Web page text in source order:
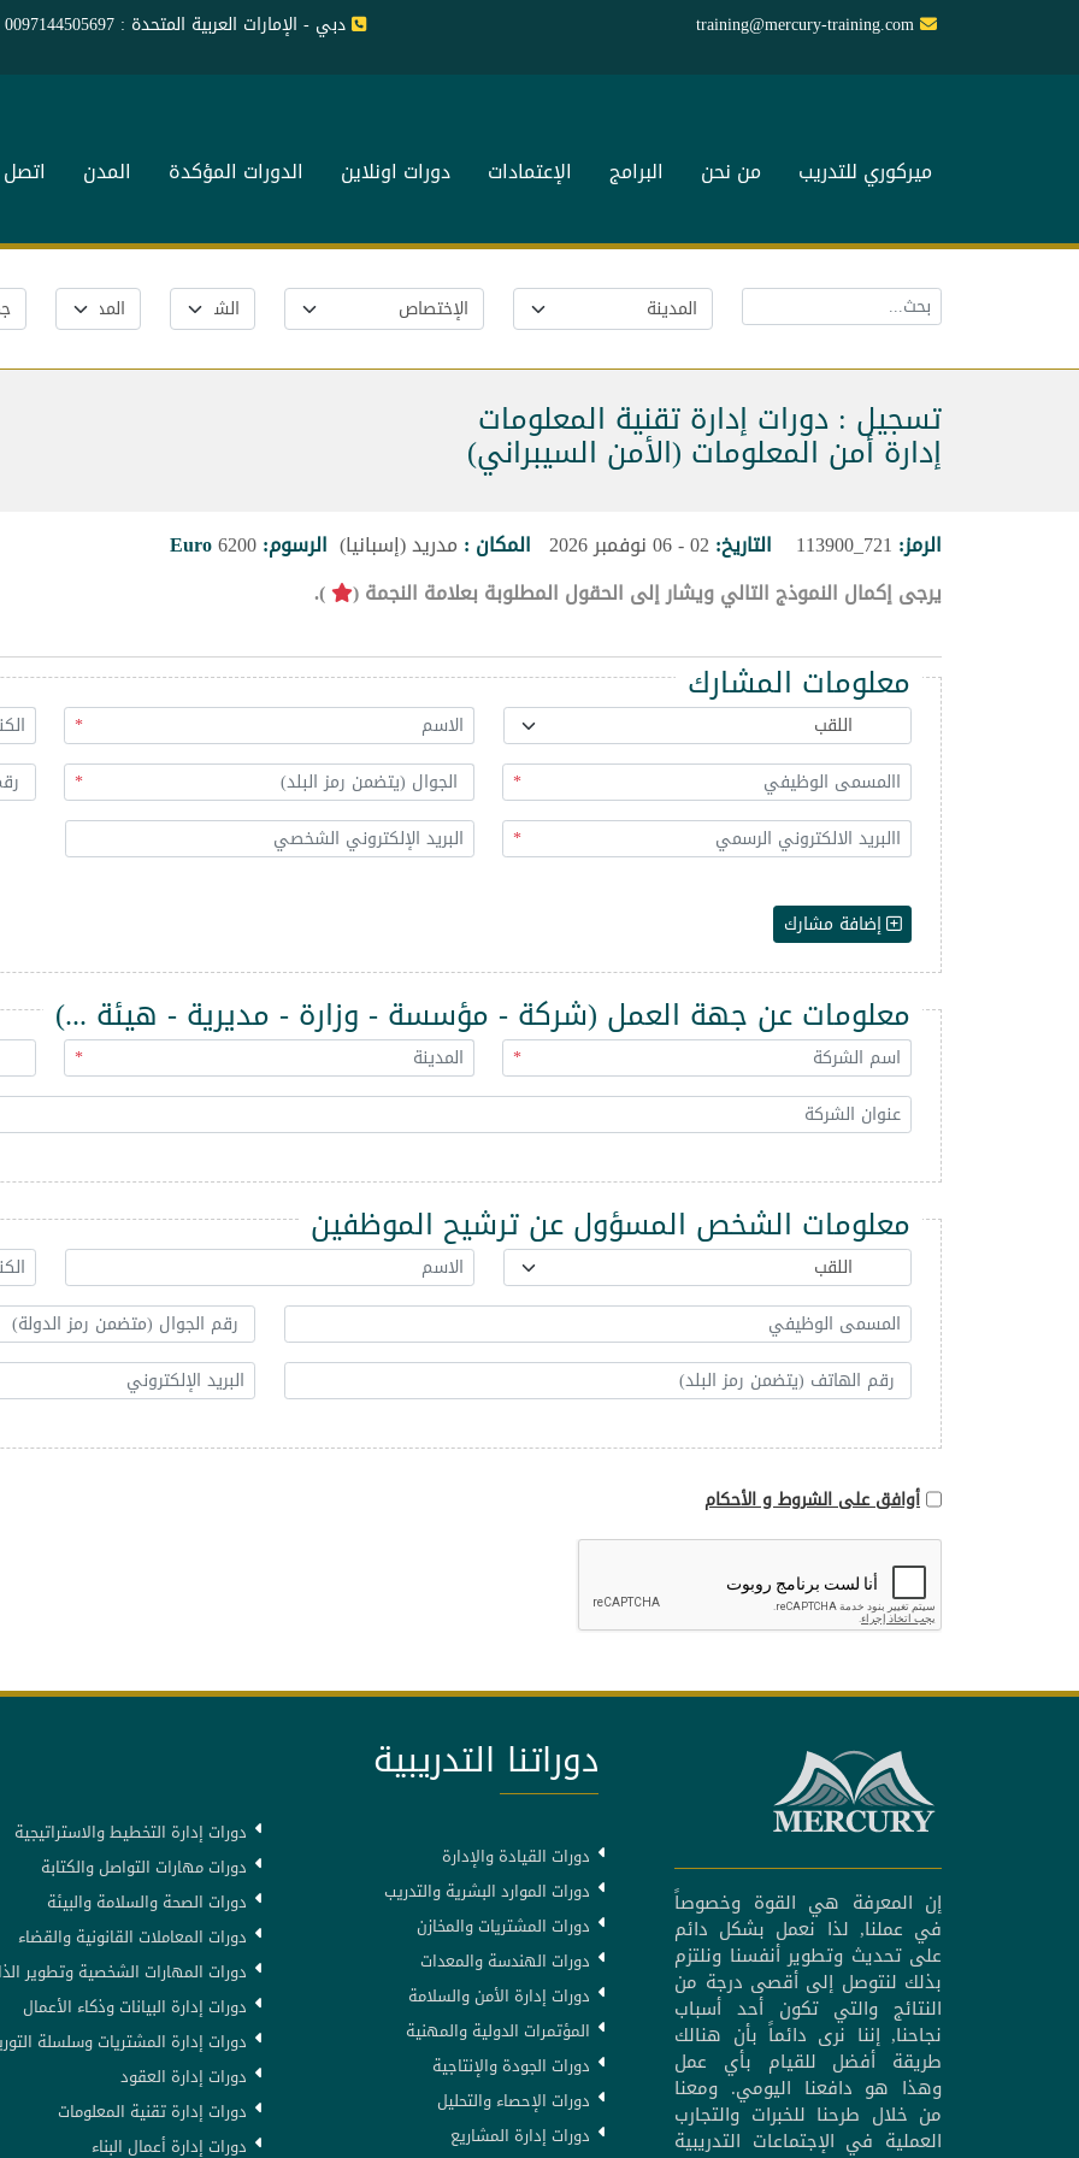
training@mercury-training.com دبي - الإمارات العربية المتحدة : 0097144505697
ميركوري للتدريب من نحن البرامج الإعتمادات دورات اونلاين الدورات المؤكدة المدن اتصل
تسجيل : دورات إدارة تقنية المعلومات
إدارة أمن المعلومات (الأمن السيبراني)
الرمز: التاريخ: المكان : مدريد (إسبانيا) الرسوم:6200
Euro
يرجى إكمال النموذج التالي ويشار إلى الحقول المطلوبة بعلامة النجمة (
).
معلومات المشارك
*
*
*
*
إضافة مشارك
معلومات عن جهة العمل (شركة - مؤسسة - وزارة - مديرية - هيئة ...)
*
*
معلومات الشخص المسؤول عن ترشيح الموظفين
أوافق على الشروط و الأحكام
إن المعرفة هي القوة وخصوصاً
في عملنا, لذا نعمل بشكل دائم
على تحديث وتطوير أنفسنا ونلتزم
بذلك لنتوصل إلى أقصى درجة من
النتائج والتي تكون أحد أسباب
نجاحنا, إننا نرى دائماً بأن هنالك
طريقة أفضل للقيام بأي عمل
وهذا هو دافعنا اليومي. ومعنا
من خلال طرحنا للخبرات والتجارب
العملية في الإجتماعات التدريبية
دوراتنا التدريبية
دورات القيادة والإدارة
دورات الموارد البشرية والتدريب
دورات المشتريات والمخازن
دورات الهندسة والمعدات
دورات إدارة الأمن والسلامة
المؤتمرات الدولية والمهنية
دورات الجودة والإنتاجية
دورات الإحصاء والتحليل
دورات إدارة المشاريع
دورات إدارة التخطيط والاستراتيجية
دورات مهارات التواصل والكتابة
دورات الصحة والسلامة والبيئة
دورات المعاملات القانونية والقضاء
دورات المهارات الشخصية وتطوير
دورات إدارة البيانات وذكاء الأعمال
دورات إدارة المشتريات وسلسلة
دورات إدارة العقود
دورات إدارة تقنية المعلومات
دورات إدارة أعمال البناء